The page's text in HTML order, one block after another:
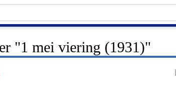
"1 mei viering (1931)"